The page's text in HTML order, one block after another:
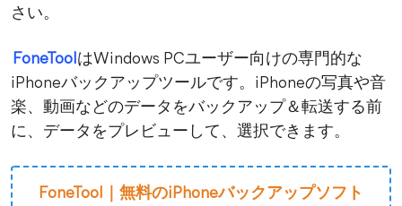
さい。
FoneToolはWindows PCユーザー向けの専門的な
iPhoneバックアップツールです。iPhoneの写真や音
楽、動画などのデータをバックアップ＆転送する前
に、データをプレビューして、選択できます。
FoneTool｜無料のiPhoneバックアップソフト